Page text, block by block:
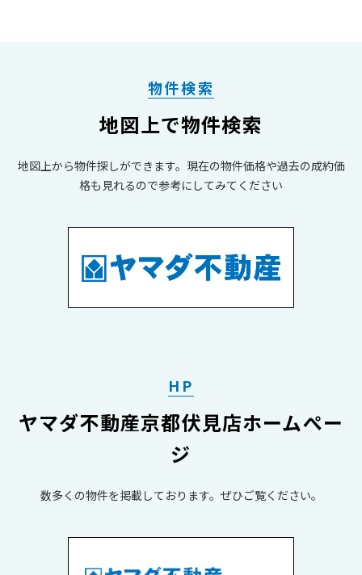
物件検索
地図上で物件検索
地図上から物件探しができます。現在の物件価格や過去の成約価
格も見れるので参考にしてみてください
HP
ヤマダ不動産京都伏見店ホームぺー
ジ
数多くの物件を掲載しております。​​​​​​​ぜひご覧ください。